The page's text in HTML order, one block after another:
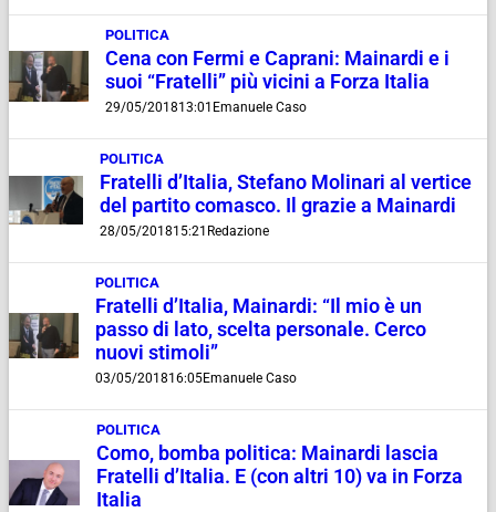
POLITICA
Cena con Fermi e Caprani: Mainardi e i
suoi “Fratelli” più vicini a Forza Italia
29/05/201813:01 Emanuele Caso
POLITICA
Fratelli d’Italia, Stefano Molinari al vertice
del partito comasco. Il grazie a Mainardi
28/05/201815:21 Redazione
POLITICA
Fratelli d’Italia, Mainardi: “Il mio è un
passo di lato, scelta personale. Cerco
nuovi stimoli”
03/05/201816:05Emanuele Caso
POLITICA
Como, bomba politica: Mainardi lascia
Fratelli d’Italia. E (con altri 10) va in Forza
Italia